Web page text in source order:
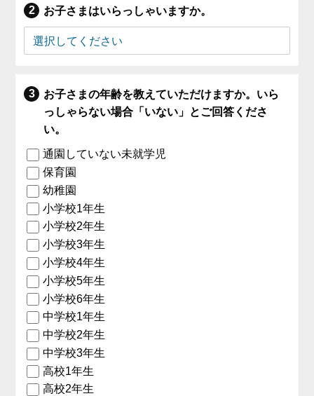
お子さまはいらっしゃいますか。
お子さまの年齢を教えていただけますか。いら
っしゃらない場合「いない」とご回答くださ
い。
通園していない未就学児
保育園
幼稚園
小学校1年生
小学校2年生
小学校3年生
小学校4年生
小学校5年生
小学校6年生
中学校1年生
中学校2年生
中学校3年生
高校1年生
高校2年生